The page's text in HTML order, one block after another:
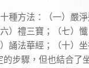
種方法：（一）嚴
）禮三寶；（七）
誦法華經；（十）
步驟，但也結合